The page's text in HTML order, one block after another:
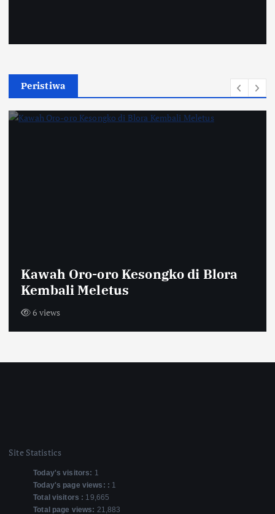
Peristiwa
tentang Keterbatasan Waktu dan
Pentingnya Amal Saleh
6 views
Site Statistics
Today's visitors: 1
Today's page views: : 1
Total visitors : 19,665
Total page views: 21,883